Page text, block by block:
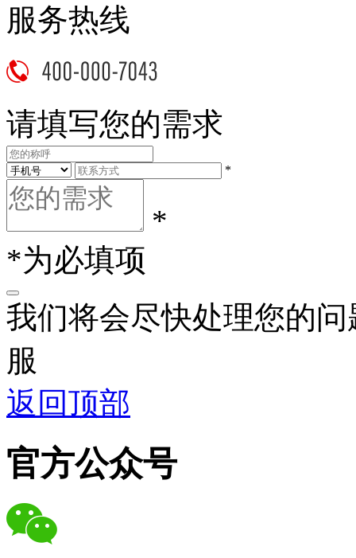
服务热线
请填写您的需求
*
*
*为必填项
我们将会尽快处理您的
服
返回顶部
官方公众号